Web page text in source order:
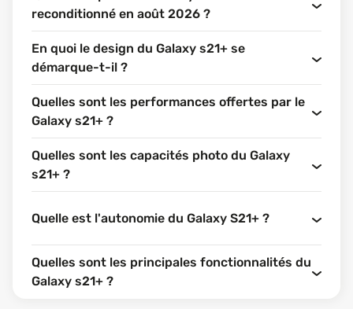
reconditionné en août 2026 ?
En quoi le design du Galaxy s21+ se
démarque-t-il ?
Quelles sont les performances offertes par le
Galaxy s21+ ?
Quelles sont les capacités photo du Galaxy
s21+ ?
Quelle est l'autonomie du Galaxy S21+ ?
Quelles sont les principales fonctionnalités du
Galaxy s21+ ?